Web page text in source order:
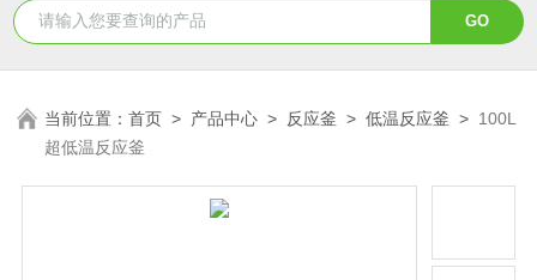
当前位置：首页 > 产品中心 > 反应釜 >低温反应釜 > 100L
超低温反应釜